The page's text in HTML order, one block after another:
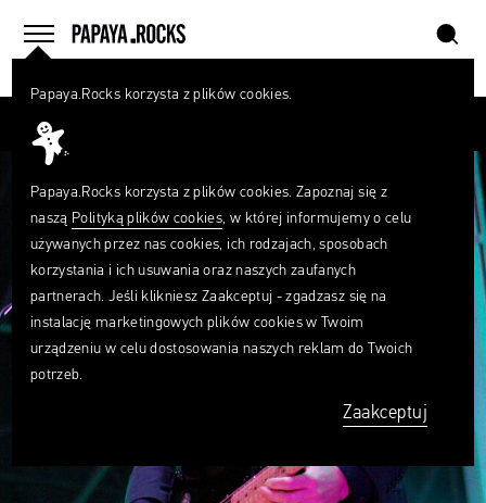
menu
home szukaj
Papaya.Rocks korzysta z plików cookies.
Papaya.Rocks korzysta z plików cookies. Zapoznaj się z
naszą Polityką plików cookies, w której informujemy o celu
używanych przez nas cookies, ich rodzajach, sposobach
korzystania i ich usuwania oraz naszych zaufanych
partnerach. Jeśli klikniesz Zaakceptuj - zgadzasz się na
instalację marketingowych plików cookies w Twoim
urządzeniu w celu dostosowania naszych reklam do Twoich
potrzeb.
Zaakceptuj
Czego
szukasz?